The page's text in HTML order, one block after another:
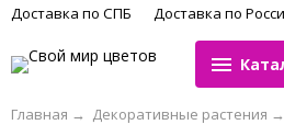
Доставка по СПБ Доставка по
Главная → Декоративные растения →